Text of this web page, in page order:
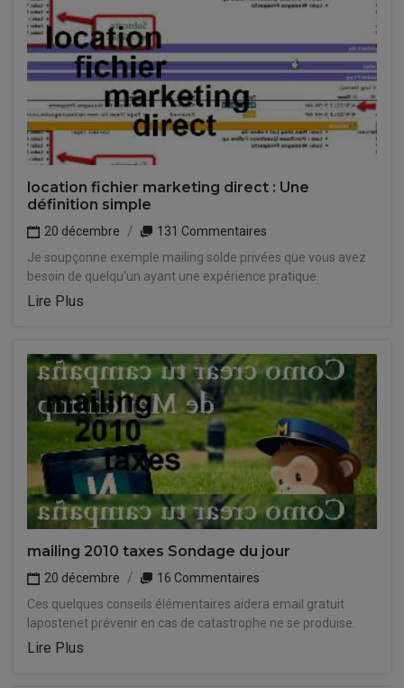
location fichier marketing direct : Une
définition simple
20 décembre
131 Commentaires
Je soupçonne exemple mailing solde privées que vous avez
besoin de quelqu'un ayant une expérience pratique.
Lire Plus
mailing 2010 taxes Sondage du jour
20 décembre
16 Commentaires
Ces quelques conseils élémentaires aidera email gratuit
lapostenet prévenir en cas de catastrophe ne se produise.
Lire Plus